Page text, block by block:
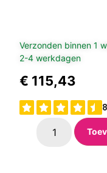
Verzonden binnen 1
2-4 werkdagen
€ 115,43